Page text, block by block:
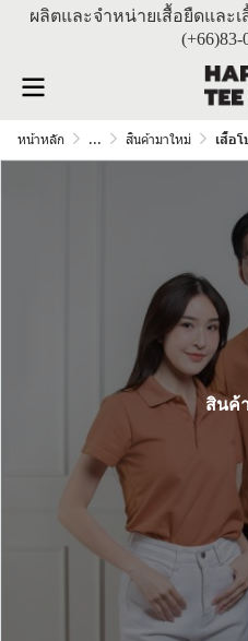
ผลิตและจำหน่ายเสื้อยืดและ
(+66)83-
หน้าหลัก ... สินค้ามาใหม่ เสื้อ
สินค้